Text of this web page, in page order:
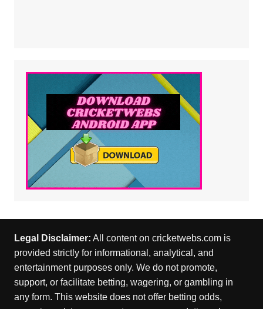
Legal Disclaimer: All content on cricketwebs.com is
provided strictly for informational, analytical, and
entertainment purposes only. We do not promote,
support, or facilitate betting, wagering, or gambling in
any form. This website does not offer betting odds,